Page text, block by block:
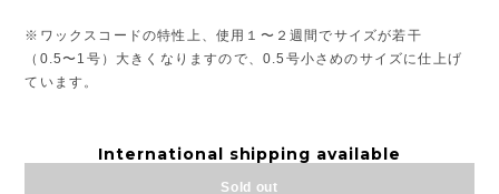
※ワックスコードの特性上、使用１〜２週間でサイズが若干
（0.5〜1号）大きくなりますので、0.5号小さめのサイズに仕上げ
ています。
International shipping available
Sold out